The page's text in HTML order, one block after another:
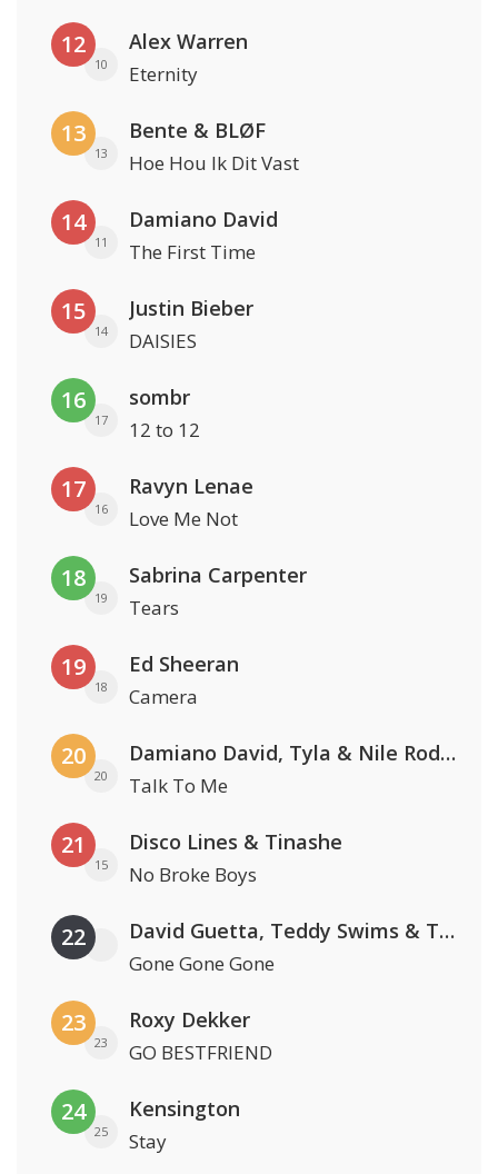
12
10
Alex Warren
Eternity
13
13
Bente & BLØF
Hoe Hou Ik Dit Vast
14
11
Damiano David
The First Time
15
14
Justin Bieber
DAISIES
16
17
sombr
12 to 12
17
16
Ravyn Lenae
Love Me Not
18
19
Sabrina Carpenter
Tears
19
18
Ed Sheeran
Camera
20
20
Damiano David, Tyla & Nile Rodgers
Talk To Me
21
15
Disco Lines & Tinashe
No Broke Boys
22 David Guetta, Teddy Swims & Tones And I
Gone Gone Gone
23
23
Roxy Dekker
GO BESTFRIEND
24
25
Kensington
Stay